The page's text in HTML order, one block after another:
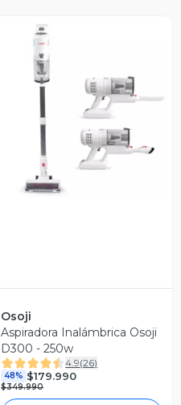
Vista Previa
Osoji
Aspiradora Inalámbrica Osoji
D300 - 250w
4.9(26)
48% $179.990
$349.990